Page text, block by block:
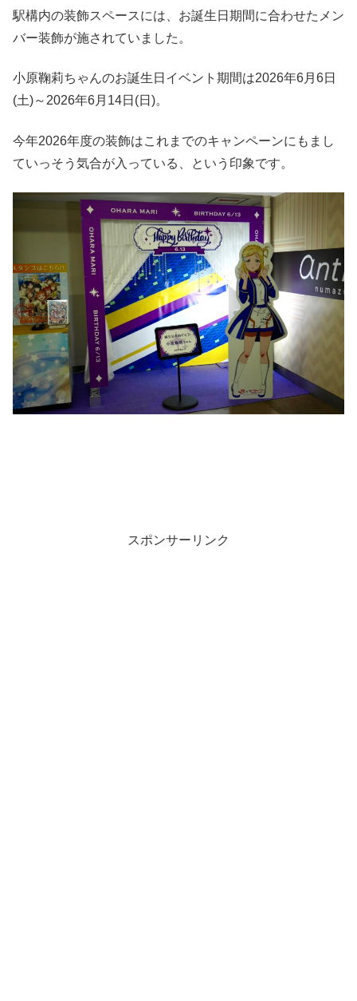
駅構内の装飾スペースには、お誕生日期間に合わせたメン
バー装飾が施されていました。
小原鞠莉ちゃんのお誕生日イベント期間は2026年6月6日
(土)～2026年6月14日(日)。
今年2026年度の装飾はこれまでのキャンペーンにもまし
ていっそう気合が入っている、という印象です。
スポンサーリンク